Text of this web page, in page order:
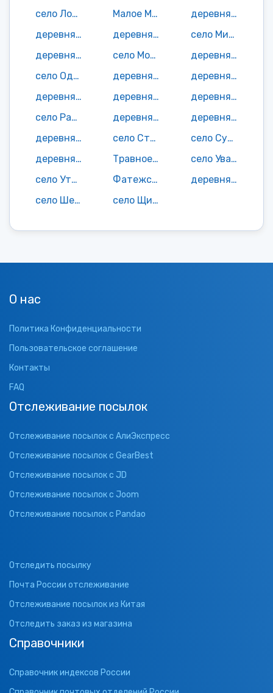
село Лопарево
Малое Мостовское село
деревня Малое Песьяново
деревня Малое Середкино
деревня Межеумное
село Михайловка
деревня Многополье
село Мокроусово
деревня Новотроицкое
село Одино
деревня Осеево
деревня Отставное
деревня Пивишное
деревня Полой
деревня Пороги
село Рассвет
деревня Селезнево
деревня Семискуль
деревня Сливное
село Старопершино
село Сунгурово
деревня Тетерье
Травное село
село Уварово
село Утичье
Фатежская деревня
деревня Чесноково
село Шелепово
село Щигры
О нас
Политика Конфиденциальности
Пользовательское соглашение
Контакты
FAQ
Отслеживание посылок
Отслеживание посылок с АлиЭкспресс
Отслеживание посылок с GearBest
Отслеживание посылок с JD
Отслеживание посылок с Joom
Отслеживание посылок с Pandao
Отследить посылку
Почта России отслеживание
Отслеживание посылок из Китая
Отследить заказ из магазина
Справочники
Справочник индексов России